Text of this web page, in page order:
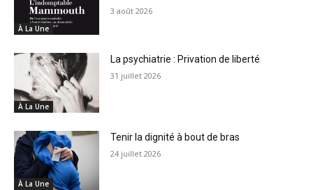
À La Une
3 août 2026
À La Une
La psychiatrie : Privation de liberté
31 juillet 2026
À La Une
Tenir la dignité à bout de bras
24 juillet 2026